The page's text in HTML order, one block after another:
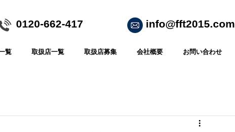
​0120-662-417 info@fft2015.com
覧 取扱店一覧 取扱店募集 会社概要 お問い合わせ